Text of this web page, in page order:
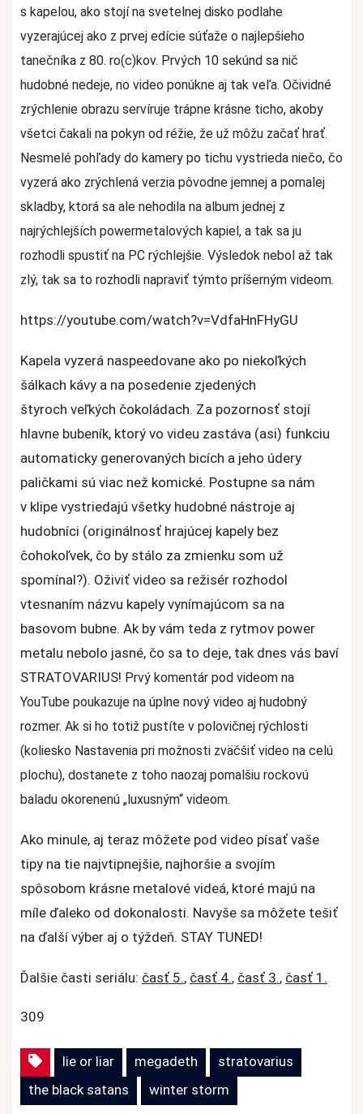
s kapelou, ako stojí na svetelnej disko podlahe
vyzerajúcej ako z prvej edície súťaže o najlepšieho
tanečníka z 80. ro(c)kov. Prvých 10 sekúnd sa nič
hudobné nedeje, no video ponúkne aj tak veľa. Očividné
zrýchlenie obrazu servíruje trápne krásne ticho, akoby
všetci čakali na pokyn od réžie, že už môžu začať hrať.
Nesmelé pohľady do kamery po tichu vystrieda niečo, čo
vyzerá ako zrýchlená verzia pôvodne jemnej a pomalej
skladby, ktorá sa ale nehodila na album jednej z
najrýchlejších powermetalových kapiel, a tak sa ju
rozhodli spustiť na PC rýchlejšie. Výsledok nebol až tak
zlý, tak sa to rozhodli napraviť týmto príšerným videom.
https://youtube.com/watch?v=VdfaHnFHyGU
Kapela vyzerá naspeedovane ako po niekoľkých
šálkach kávy a na posedenie zjedených
štyroch veľkých čokoládach. Za pozornosť stojí
hlavne bubeník, ktorý vo videu zastáva (asi) funkciu
automaticky generovaných bicích a jeho údery
paličkami sú viac než komické. Postupne sa nám
v klipe vystriedajú všetky hudobné nástroje aj
hudobníci (originálnosť hrajúcej kapely bez
čohokoľvek, čo by stálo za zmienku som už
spomínal?). Oživiť video sa režisér rozhodol
vtesnaním názvu kapely vynímajúcom sa na
basovom bubne. Ak by vám teda z rytmov power
metalu nebolo jasné, čo sa to deje, tak dnes vás baví
STRATOVARIUS! Prvý komentár pod videom na
YouTube poukazuje na úplne nový video aj hudobný
rozmer. Ak si ho totiž pustíte v polovičnej rýchlosti
(koliesko Nastavenia pri možnosti zväčšiť video na celú
plochu), dostanete z toho naozaj pomalšiu rockovú
baladu okorenenú „luxusným“ videom.
Ako minule, aj teraz môžete pod video písať vaše
tipy na tie najvtipnejšie, najhoršie a svojím
spôsobom krásne metalové videá, ktoré majú na
míle ďaleko od dokonalosti. Navyše sa môžete tešiť
na ďalší výber aj o týždeň. STAY TUNED!
Ďalšie časti seriálu: časť 5., časť 4., časť 3., časť 1.
309
lie or liar megadeth
stratovarius
the black satans
winter storm